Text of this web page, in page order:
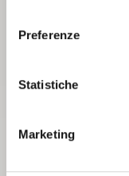
Preferenze
Statistiche
Marketing